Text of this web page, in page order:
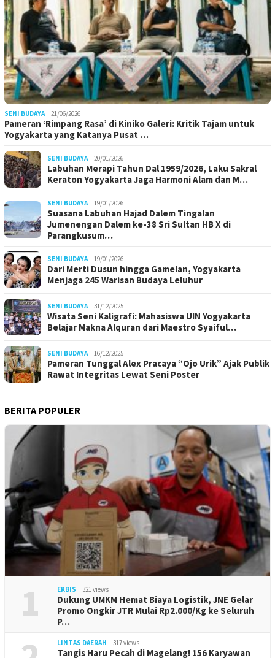
SENI BUDAYA 21/06/2026
Pameran ‘Rimpang Rasa’ di Kiniko Galeri: Kritik Tajam untuk
Yogyakarta yang Katanya Pusat …
SENI BUDAYA 20/01/2026
Labuhan Merapi Tahun Dal 1959/2026, Laku Sakral
Keraton Yogyakarta Jaga Harmoni Alam dan M…
SENI BUDAYA 19/01/2026
Suasana Labuhan Hajad Dalem Tingalan
Jumenengan Dalem ke-38 Sri Sultan HB X di
Parangkusum…
SENI BUDAYA 19/01/2026
Dari Merti Dusun hingga Gamelan, Yogyakarta
Menjaga 245 Warisan Budaya Leluhur
SENI BUDAYA 31/12/2025
Wisata Seni Kaligrafi: Mahasiswa UIN Yogyakarta
Belajar Makna Alquran dari Maestro Syaiful…
SENI BUDAYA 16/12/2025
Pameran Tunggal Alex Pracaya “Ojo Urik” Ajak Publik
Rawat Integritas Lewat Seni Poster
BERITA POPULER
1 EKBIS 321 views
Dukung UMKM Hemat Biaya Logistik, JNE Gelar
Promo Ongkir JTR Mulai Rp2.000/Kg ke Seluruh
P…
LINTAS DAERAH 317 views
Tangis Haru Pecah di Magelang! 156 Karyawan